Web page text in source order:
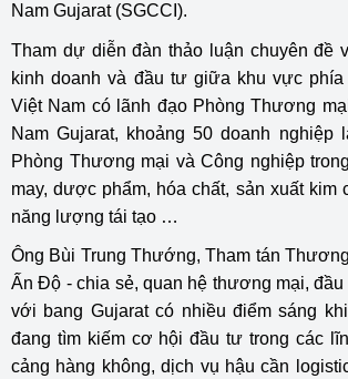
Nam Gujarat (SGCCI).
Tham dự diễn đàn thảo luận chuyên đề
kinh doanh và đầu tư giữa khu vực
Việt Nam có lãnh đạo Phòng Thương
Nam Gujarat, khoảng 50 doanh nghiệp
Phòng Thương mại và Công nghiệp
may, dược phẩm, hóa chất, sản xuất kim
năng lượng tái tạo …
Ông Bùi Trung Thướng, Tham tán
Ấn Độ - chia sẻ, quan hệ thương mại,
với bang Gujarat có nhiều điểm sáng
đang tìm kiếm cơ hội đầu tư trong các
cảng hàng không, dịch vụ hậu cần